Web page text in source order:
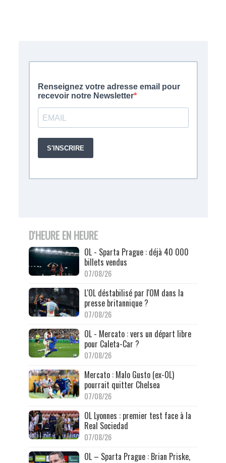
D'HEURE EN HEURE
OL - Sparta Prague : déjà 40 000
billets vendus
07/08/26
L'OL déstabilisé par l'OM dans la
presse britannique ?
07/08/26
OL - Mercato : vers un départ libre
pour Caleta-Car ?
07/08/26
Mercato : Malo Gusto (ex-OL)
pourrait quitter Chelsea
07/08/26
OL Lyonnes : premier test face à la
Real Sociedad
07/08/26
OL – Sparta Prague : Brian Priske,